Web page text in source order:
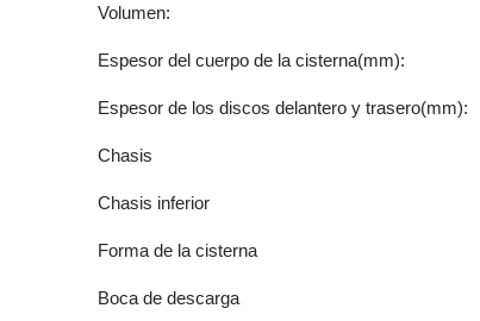
Volumen:
Espesor del cuerpo de la cisterna(mm):
Espesor de los discos delantero y trasero(mm):
Chasis
Chasis inferior
Forma de la cisterna
Boca de descarga